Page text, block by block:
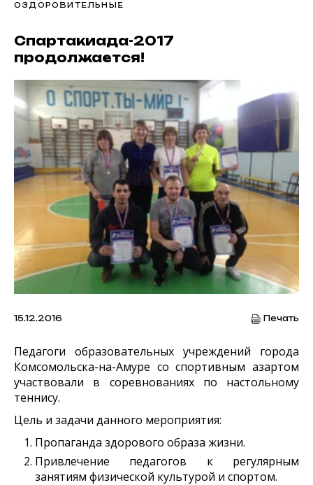
ОЗДОРОВИТЕЛЬНЫЕ
Спартакиада-2017
продолжается!
15.12.2016 Печать
Педагоги образовательных учреждений города
Комсомольска-на-Амуре со спортивным азартом
участвовали в соревнованиях по настольному
теннису.
Цель и задачи данного мероприятия:
Пропаганда здорового образа жизни.
Привлечение педагогов к регулярным
занятиям физической культурой и спортом.